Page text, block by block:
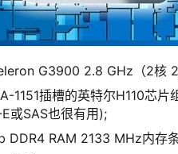
G3900 2.8 GHz（2核 2
1151插槽的英特尔H110芯
或SAS也很有用);
DDR4 RAM 2133 MHz内存